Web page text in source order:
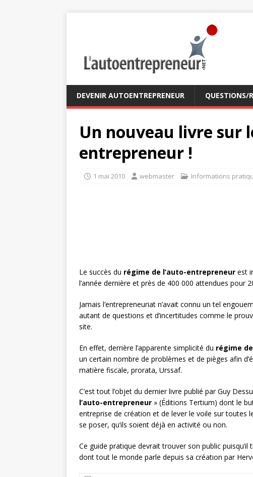
DEVENIR AUTOENTREPRENEUR QUESTIONS/
Un nouveau livre sur
entrepreneur !
1 mai 2010 webmaster Informations
Le succès du régime de l’auto-entrepreneur est
l’année dernière et près de 400 000 attendues pour
Jamais l’entrepreneuriat n’avait connu un tel
autant de questions et d’incertitudes comme le
site.
En effet, derrière l’apparente simplicité du régime
un certain nombre de problèmes et de pièges afin
matière fiscale, prorata, Urssaf.
C’est tout l’objet du dernier livre publié par Guy
l’auto-entrepreneur » (Éditions Tertium) dont le
entreprise de création et de lever le voile sur toutes
se poser, qu’ils soient déjà en activité ou non.
Ce guide pratique devrait trouver son public
dont tout le monde parle depuis sa création par